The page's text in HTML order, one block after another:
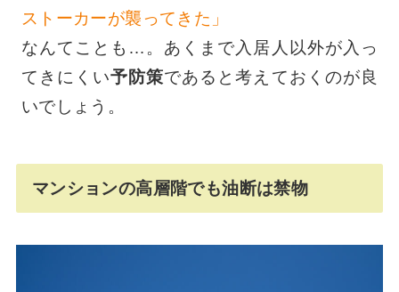
ストーカーが襲ってきた」
なんてことも…。あくまで入居人以外が入っ
てきにくい予防策であると考えておくのが良
いでしょう。
マンションの高層階でも油断は禁物